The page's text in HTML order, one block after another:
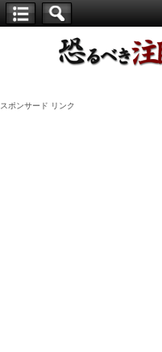
スポンサード リンク